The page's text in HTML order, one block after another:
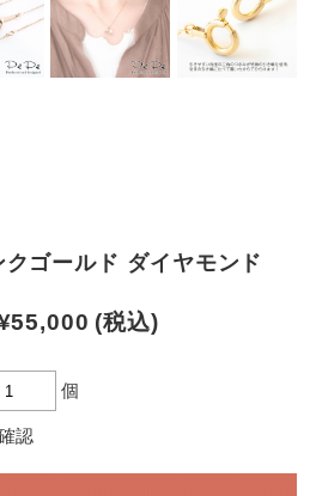
ゴールド ダイヤモンド
(税込)
個
認